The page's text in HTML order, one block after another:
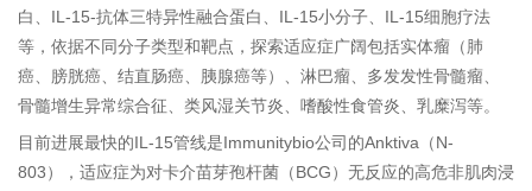
白、IL-15-抗体三特异性融合蛋白、IL-15小分子、IL-15细胞疗法
等，依据不同分子类型和靶点，探索适应症广阔包括实体瘤（肺
癌、膀胱癌、结直肠癌、胰腺癌等）、淋巴瘤、多发发性骨髓瘤、
骨髓增生异常综合征、类风湿关节炎、嗜酸性食管炎、乳糜泻等。
目前进展最快的IL-15管线是Immunitybio公司的Anktiva（N-
803），适应症为对卡介苗芽孢杆菌（BCG）无反应的高危非肌肉浸